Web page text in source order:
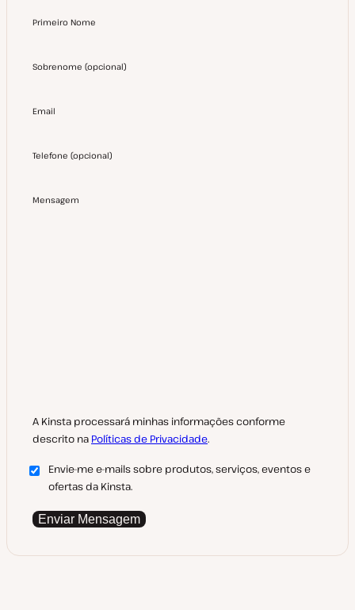
Primeiro Nome
Sobrenome (opcional)
Email
Telefone (opcional)
Mensagem
A Kinsta processará minhas informações conforme
descrito na Políticas de Privacidade.
Envie-me e-mails sobre produtos, serviços, eventos e
ofertas da Kinsta.
Enviar Mensagem